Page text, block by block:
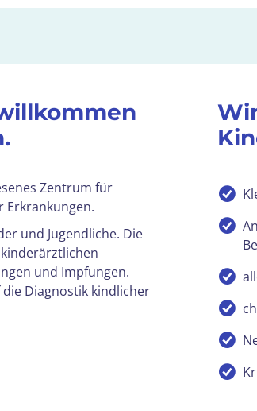
Zentrum für
Erkrankungen.
und Jugendliche. Die
und Impfungen.
Diagnostik kindlicher